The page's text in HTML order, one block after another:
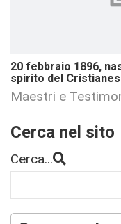
20 febbraio 1896,
spirito del
Maestri e
Cerca nel sito
Cerca...